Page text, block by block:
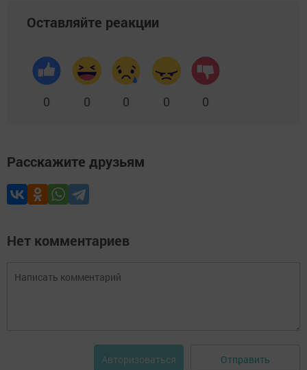
Оставляйте реакции
0 0 0 0 0
Расскажите друзьям
Нет комментариев
Авторизоваться Отправить